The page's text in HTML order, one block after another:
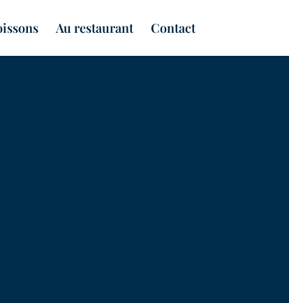
Au restaurant Contact
des
revivez
cuisine